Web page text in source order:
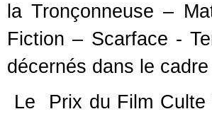
la Tronçonneuse –
Fiction – Scarface -
décernés dans le
Le Prix du Film Culte